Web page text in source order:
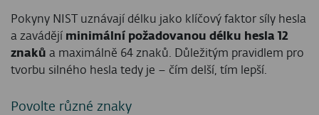
Pokyny NIST uznávají délku jako klíčový faktor síly hesla
a zavádějí minimální požadovanou délku hesla 12
znaků a maximálně 64 znaků. Důležitým pravidlem pro
tvorbu silného hesla tedy je – čím delší, tím lepší.
Povolte různé znaky